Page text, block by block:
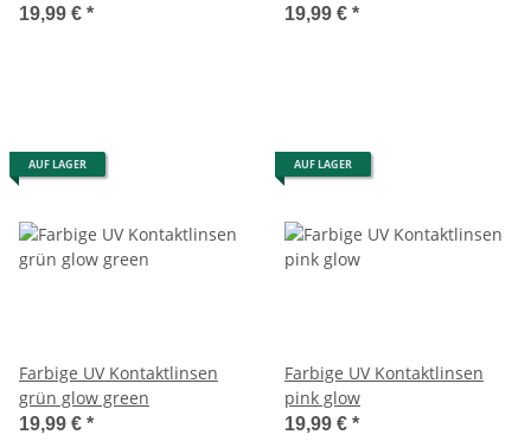
19,99 € * 19,99 € *
AUF LAGER
Farbige UV Kontaktlinsen
grün glow green
19,99 € *
AUF LAGER
Farbige UV Kontaktlinsen
pink glow
19,99 € *